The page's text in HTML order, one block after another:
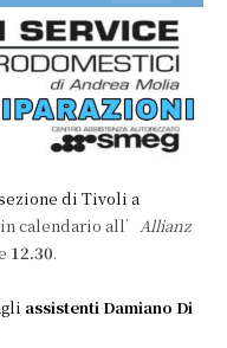
di Tivoli a
, in calendario all’
Allianz
12.30.
assistenti Damiano Di